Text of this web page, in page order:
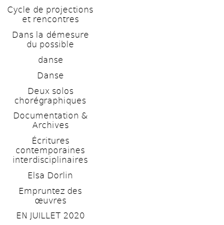
Cycle de projections
et rencontres
Dans la démesure
du possible
danse
Danse
Deux solos
chorégraphiques
Documentation &
Archives
Écritures
contemporaines
interdisciplinaires
Elsa Dorlin
Empruntez des
œuvres
EN JUILLET 2020